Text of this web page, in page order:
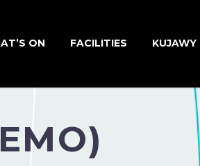
ON FACILITIES KUJAWY